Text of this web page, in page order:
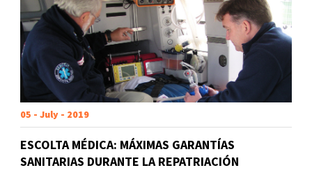
05 - July - 2019
ESCOLTA MÉDICA: MÁXIMAS GARANTÍAS
SANITARIAS DURANTE LA REPATRIACIÓN